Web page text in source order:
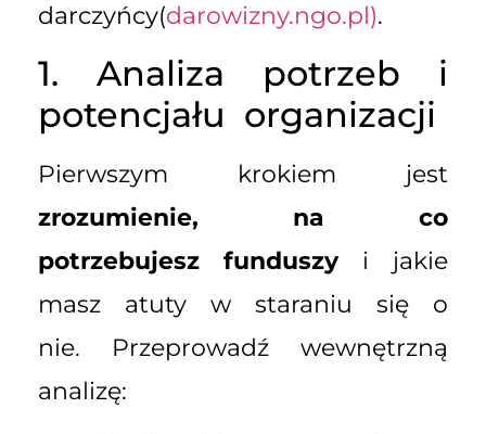
darczyńcy(darowizny.ngo.pl).
1. Analiza potrzeb i
potencjału organizacji
Pierwszym krokiem jest
zrozumienie, na co
potrzebujesz funduszyi jakie
masz atuty w staraniu się o
nie. Przeprowadź wewnętrzną
analizę: